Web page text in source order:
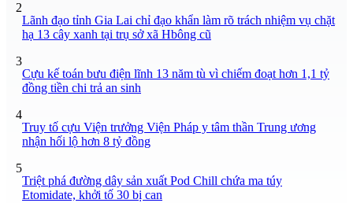
2
Lãnh đạo tỉnh Gia Lai chỉ đạo khẩn làm rõ trách nhiệm vụ chặt
hạ 13 cây xanh tại trụ sở xã Hbông cũ
3
Cựu kế toán bưu điện lĩnh 13 năm tù vì chiếm đoạt hơn 1,1 tỷ
đồng tiền chi trả an sinh
4
Truy tố cựu Viện trưởng Viện Pháp y tâm thần Trung ương
nhận hối lộ hơn 8 tỷ đồng
5
Triệt phá đường dây sản xuất Pod Chill chứa ma túy
Etomidate, khởi tố 30 bị can